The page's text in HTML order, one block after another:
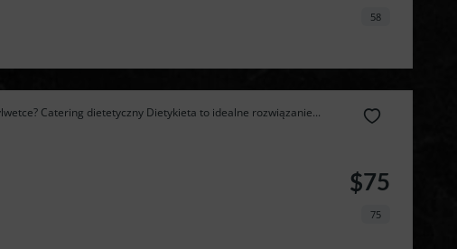
58
Catering dietetyczny Dietykieta to idealne rozwiązanie...
$75
75